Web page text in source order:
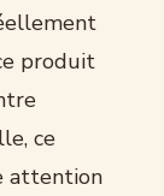
produit
ce
attention